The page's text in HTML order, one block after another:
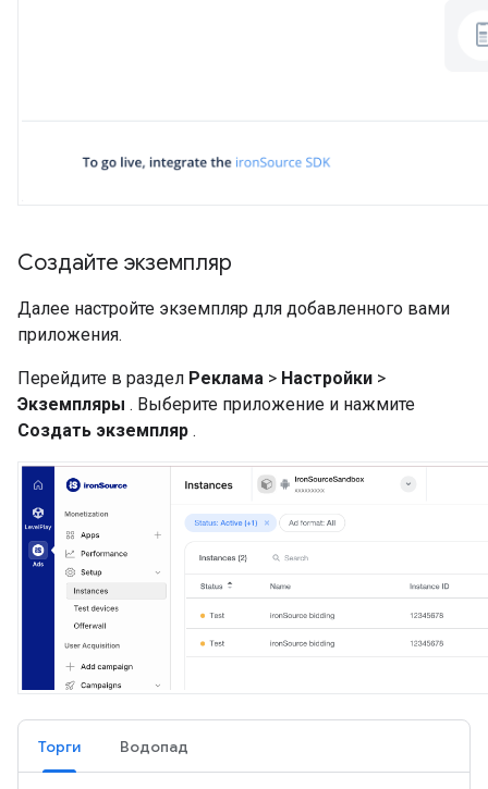
Создайте экземпляр
Далее настройте экземпляр для добавленного вами
приложения.
Перейдите в раздел Реклама > Настройки >
Экземпляры . Выберите приложение и нажмите
Создать экземпляр .
Торги Водопад